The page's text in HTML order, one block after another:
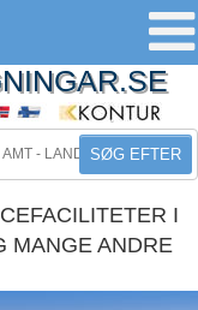
SØG EFTER
I
MANGE ANDRE